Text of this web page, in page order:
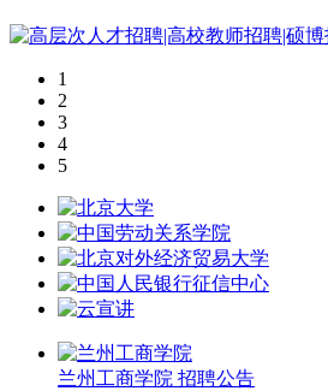
1
2
3
4
5
兰州工商学院 招聘公告